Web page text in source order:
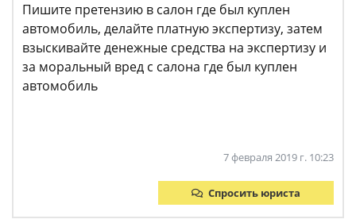
Пишите претензию в салон где был куплен
автомобиль, делайте платную экспертизу, затем
взыскивайте денежные средства на экспертизу и
за моральный вред с салона где был куплен
автомобиль
7 февраля 2019 г. 10:23
Спросить юриста